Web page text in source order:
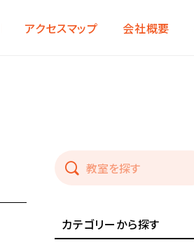
アクセスマップ 会社概要
カテゴリーから探す